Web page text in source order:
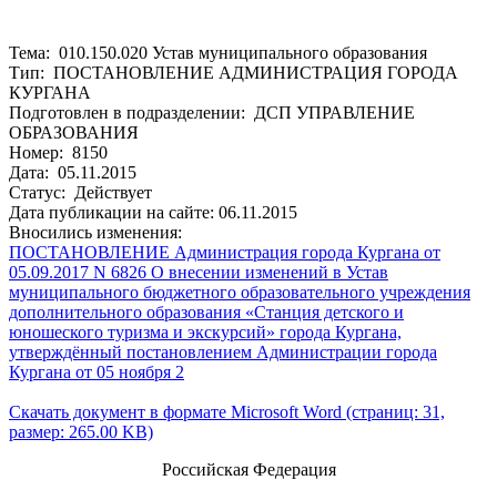
Тема: 010.150.020 Устав муниципального образования
Тип: ПОСТАНОВЛЕНИЕ АДМИНИСТРАЦИЯ ГОРОДА
КУРГАНА
Подготовлен в подразделении: ДСП УПРАВЛЕНИЕ
ОБРАЗОВАНИЯ
Номер: 8150
Дата: 05.11.2015
Статус: Действует
Дата публикации на сайте: 06.11.2015
Вносились изменения:
ПОСТАНОВЛЕНИЕ Администрация города Кургана от
05.09.2017 N 6826 О внесении изменений в Устав
муниципального бюджетного образовательного учреждения
дополнительного образования «Станция детского и
юношеского туризма и экскурсий» города Кургана,
утверждённый постановлением Администрации города
Кургана от 05 ноября 2
Скачать документ в формате Microsoft Word (страниц: 31,
размер: 265.00 KB)
Российская Федерация